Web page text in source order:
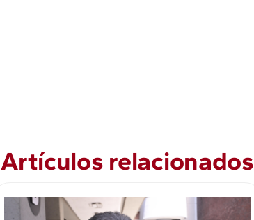
Artículos relacionados